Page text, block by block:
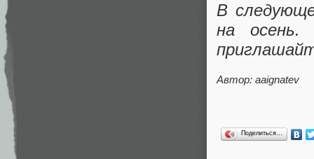
В
на осень.
Автор: aaignatev
Поделиться…